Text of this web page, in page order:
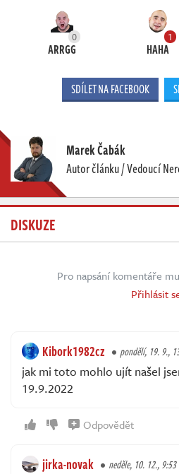
0
ARRGG
1
HAHA
SDÍLET NA FACEBOOK
Marek Čabák
Autor článku / Vedoucí
DISKUZE
Pro napsání komentáře
Přihlásit
Kibork1982cz pondělí, 19. 9.,
jak mi toto mohlo ujít našel
19.9.2022
Odpovědět
jirka-novak neděle, 10. 12., 9:53